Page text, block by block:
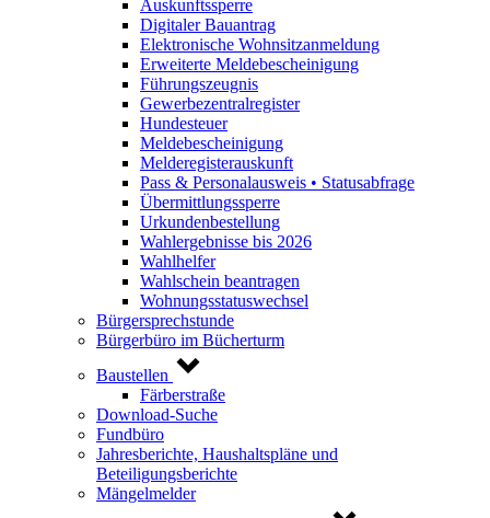
Auskunftssperre
Digitaler Bauantrag
Elektronische Wohnsitzanmeldung
Erweiterte Meldebescheinigung
Führungszeugnis
Gewerbezentralregister
Hundesteuer
Meldebescheinigung
Melderegisterauskunft
Pass & Personalausweis • Statusabfrage
Übermittlungssperre
Urkundenbestellung
Wahlergebnisse bis 2026
Wahlhelfer
Wahlschein beantragen
Wohnungsstatuswechsel
Bürgersprechstunde
Bürgerbüro im Bücherturm
Baustellen
Färberstraße
Download-Suche
Fundbüro
Jahresberichte, Haushaltspläne und
Beteiligungsberichte
Mängelmelder